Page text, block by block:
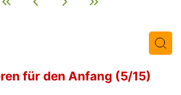
für den Anfang (5/15)